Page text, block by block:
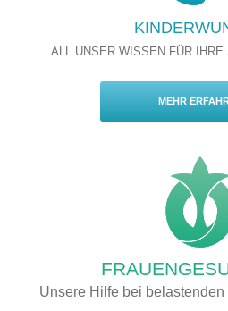
ALL UNSER WISSEN FÜR IHRE
MEHR
Unsere Hilfe bei